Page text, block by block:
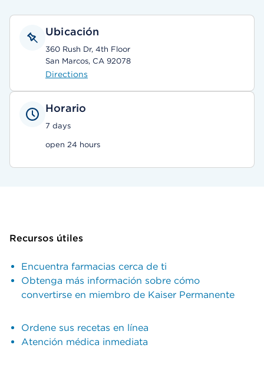
Ubicación
360 Rush Dr, 4th Floor
San Marcos, CA 92078
Directions
Horario
7 days
open 24 hours
Recursos útiles
Encuentra farmacias cerca de ti
Obtenga más información sobre cómo
convertirse en miembro de Kaiser Permanente
Ordene sus recetas en línea
Atención médica inmediata